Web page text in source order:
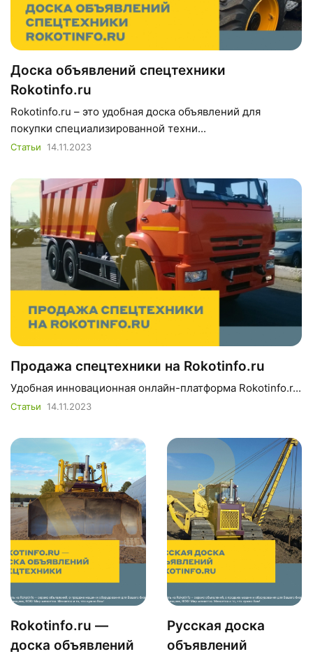
Доска объявлений спецтехники
Rokotinfo.ru
Rokotinfo.ru – это удобная доска объявлений для
покупки специализированной техни...
Статьи 14.11.2023
Продажа спецтехники на Rokotinfo.ru
Удобная инновационная онлайн-платформа Rokotinfo.r...
Статьи 14.11.2023
Rokotinfo.ru —
доска объявлений
Русская доска
объявлений